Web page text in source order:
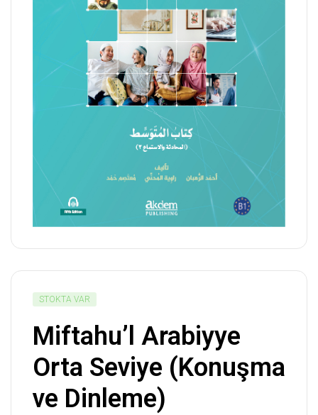
STOKTA VAR
Miftahu’l Arabiyye
Orta Seviye (Konuşma
ve Dinleme)